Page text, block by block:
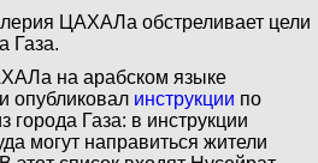
ЦАХАЛа обстреливает цели
Газа.
на арабском языке
опубликовал инструкции по
города Газа: в инструкции
могут направиться жители